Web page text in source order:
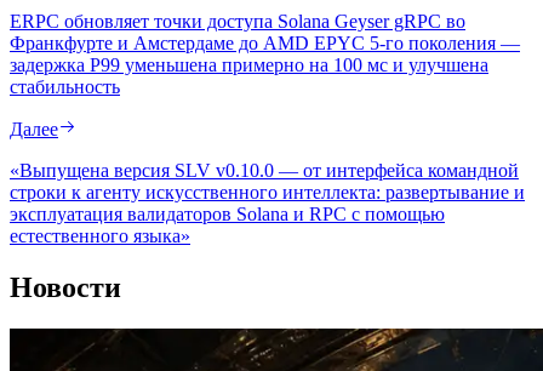
ERPC обновляет точки доступа Solana Geyser gRPC во
Франкфурте и Амстердаме до AMD EPYC 5-го поколения —
задержка P99 уменьшена примерно на 100 мс и улучшена
стабильность
Далее
«Выпущена версия SLV v0.10.0 — от интерфейса командной
строки к агенту искусственного интеллекта: развертывание и
эксплуатация валидаторов Solana и RPC с помощью
естественного языка»
Новости